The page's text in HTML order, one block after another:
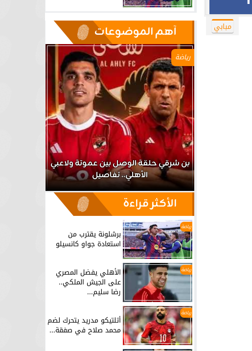
مبابي آهم الموضوعات
رياضة
بن شرقي حلقة الوصل بين عموتة ولاعبي
الأهلي.. تفاصيل
الأكثر قراءة
رياضة
برشلونة يقترب من
استعادة جواو كانسيلو
رياضة الأهلي يفضل المصري
على الجيش الملكي..
رضا سليم...
رياضة
أتلتيكو مدريد يتحرك لضم
محمد صلاح في صفقة...